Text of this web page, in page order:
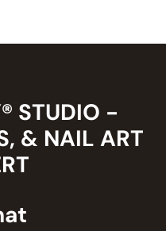
STUDIO -
& NAIL ART